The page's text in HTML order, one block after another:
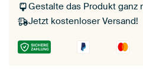
Gestalte das Produkt ganz
Jetzt kostenloser Versand!